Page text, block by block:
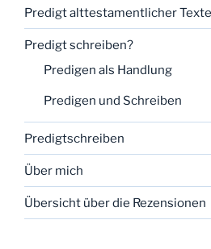
Predigt alttestamentlicher Texte
Predigt schreiben?
Predigen als Handlung
Predigen und Schreiben
Predigtschreiben
Über mich
Übersicht über die Rezensionen